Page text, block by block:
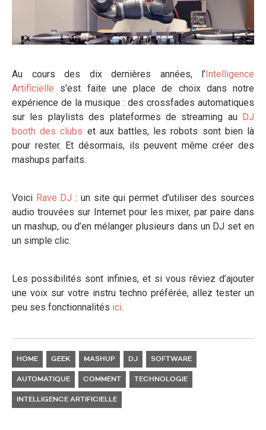
Au cours des dix dernières années, l’ Intelligence
Artificielle s’est faite une place de choix dans notre
expérience de la musique : des crossfades automatiques
sur les playlists des plateformes de streaming au DJ
booth des clubs et aux battles, les robots sont bien là
pour rester. Et désormais, ils peuvent même créer des
mashups parfaits.
Voici Rave DJ : un site qui permet d’utiliser des sources
audio trouvées sur Internet pour les mixer, par paire dans
un mashup, ou d’en mélanger plusieurs dans un DJ set en
un simple clic.
Les possibilités sont infinies, et si vous rêviez d’ajouter
une voix sur votre instru techno préférée, allez tester un
peu ses fonctionnalités ici.
HOME GEEK MASHUP DJ SOFTWARE
AUTOMATIQUE COMMENT TECHNOLOGIE
INTELLIGENCE ARTIFICIELLE